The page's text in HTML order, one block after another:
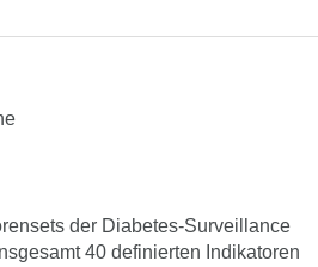
der Diabetes-Surveillance
40 definierten Indikatoren